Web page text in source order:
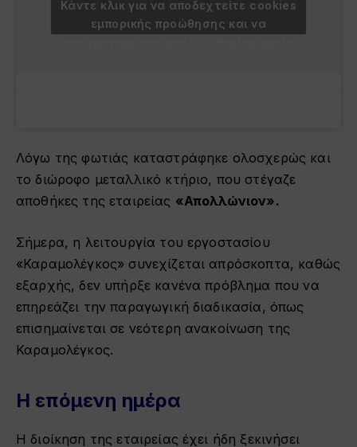
Κάντε κλικ για να αποδεχτείτε cookies
εμπορικής προώθησης και να
Λόγω της φωτιάς καταστράφηκε ολοσχερώς και
το διώροφο μεταλλικό κτήριο, που στέγαζε
αποθήκες της εταιρείας «Απολλώνιον».
Σήμερα, η λειτουργία του εργοστασίου
«Καραμολέγκος» συνεχίζεται απρόσκοπτα, καθώς
εξαρχής, δεν υπήρξε κανένα πρόβλημα που να
επηρεάζει την παραγωγική διαδικασία, όπως
επισημαίνεται σε νεότερη ανακοίνωση της
Καραμολέγκος.
Η επόμενη ημέρα
Η διοίκηση της εταιρείας έχει ήδη ξεκινήσει